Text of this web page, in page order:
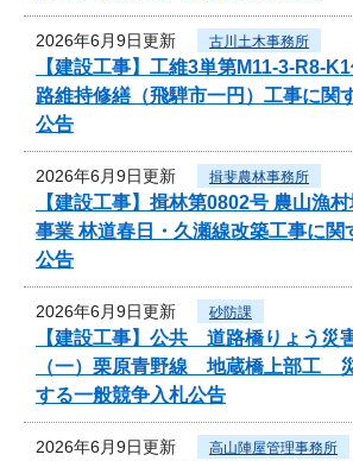
2026年6月9日更新 古川土木事務所
【建設工事】工維3単第M11-3-
路維持修繕（飛騨市一円）工事に関
公告
2026年6月9日更新 揖斐農林事務所
【建設工事】揖林第0802号 農山漁
事業 林道春日・久瀬線改築工事に関
公告
2026年6月9日更新 砂防課
【建設工事】公共 道路橋りょう災
（一）栗原青野線 地蔵橋上部工
する一般競争入札公告
2026年6月9日更新 高山陣屋管理事務所